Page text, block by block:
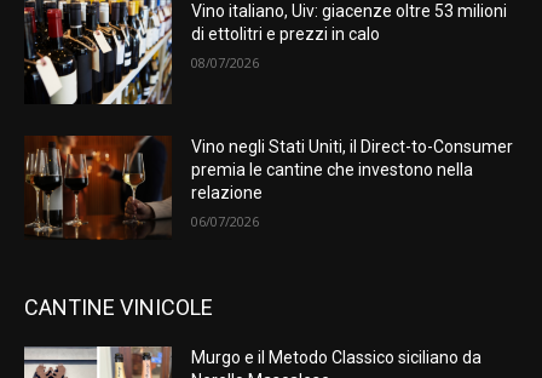
Vino italiano, Uiv: giacenze oltre 53 milioni
di ettolitri e prezzi in calo
08/07/2026
Vino negli Stati Uniti, il Direct-to-Consumer
premia le cantine che investono nella
relazione
06/07/2026
CANTINE VINICOLE
Murgo e il Metodo Classico siciliano da